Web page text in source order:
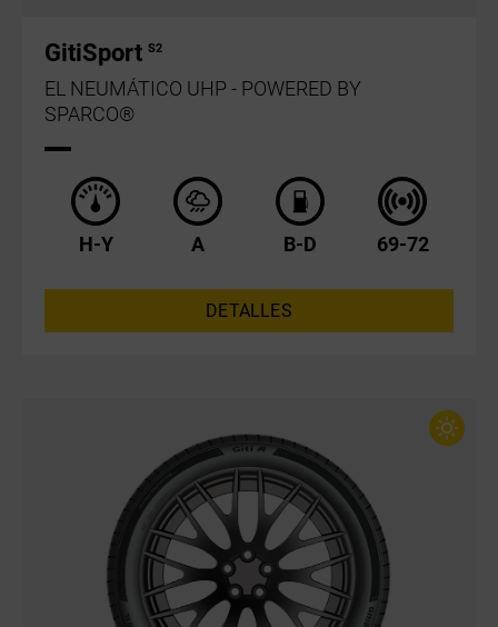
GitiSport S2
EL NEUMÁTICO UHP - POWERED BY
SPARCO®
H-Y A B-D 69-72
DETALLES